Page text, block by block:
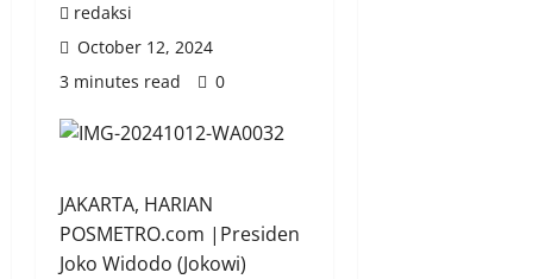
redaksi
October 12, 2024
3 minutes read
0
JAKARTA, HARIAN
POSMETRO.com |Presiden
Joko Widodo (Jokowi)